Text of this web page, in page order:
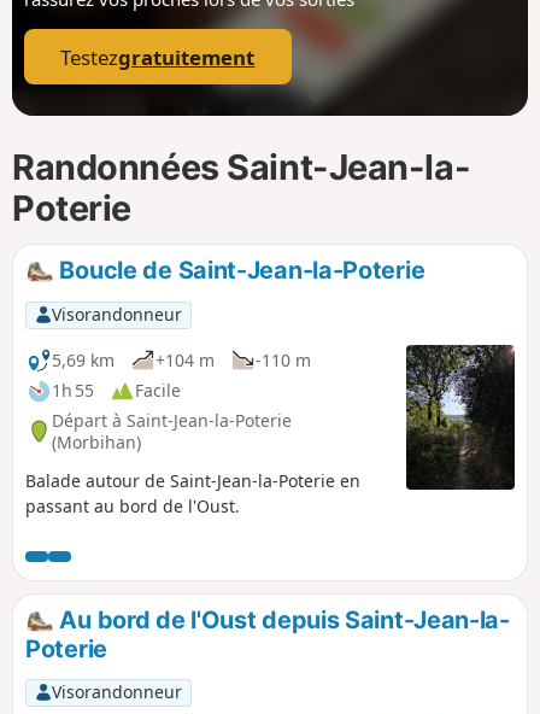
p
Testezgratuitement
Randonnées Saint-Jean-la-
Poterie
Boucle de Saint-Jean-la-Poterie
Visorandonneur
5,69 km
+104 m
-110 m
1h 55
Facile
Départ à Saint-Jean-la-Poterie
(Morbihan)
Balade autour de Saint-Jean-la-Poterie en
passant au bord de l'Oust.
Au bord de l'Oust depuis Saint-Jean-la-
Poterie
Visorandonneur